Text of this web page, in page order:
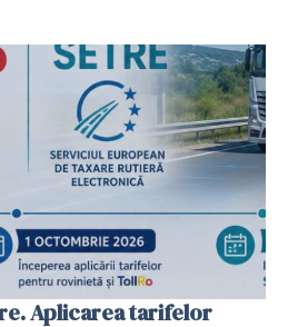
Aplicarea tarifelor